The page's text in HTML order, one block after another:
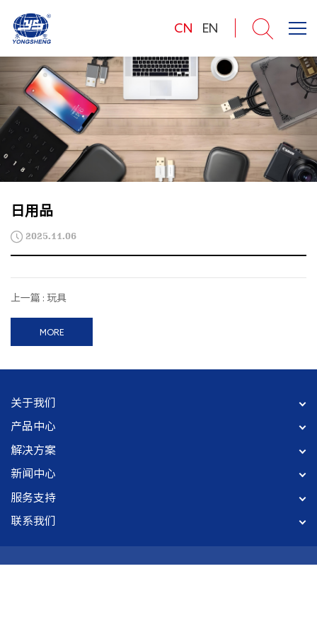
CN EN
日用品
2025.11.06
上一篇 : 玩具
MORE
关于我们
产品中心
解决方案
新闻中心
服务支持
联系我们